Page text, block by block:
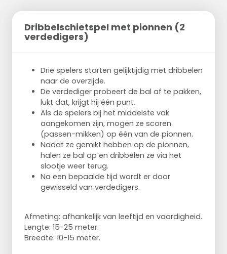
Dribbelschietspel met pionnen (2
verdedigers)
Drie spelers starten gelijktijdig met dribbelen
naar de overzijde.
De verdediger probeert de bal af te pakken,
lukt dat, krijgt hij één punt.
Als de spelers bij het middelste vak
aangekomen zijn, mogen ze scoren
(passen-mikken) op één van de pionnen.
Nadat ze gemikt hebben op de pionnen,
halen ze bal op en dribbelen ze via het
slootje weer terug.
Na een bepaalde tijd wordt er door
gewisseld van verdedigers.
Afmeting: afhankelijk van leeftijd en vaardigheid.
Lengte: 15-25 meter.
Breedte: 10-15 meter.